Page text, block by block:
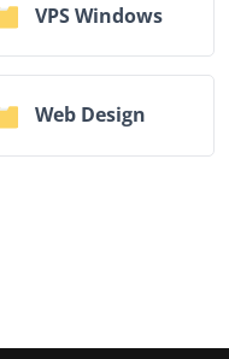
VPS Windows
Web Design